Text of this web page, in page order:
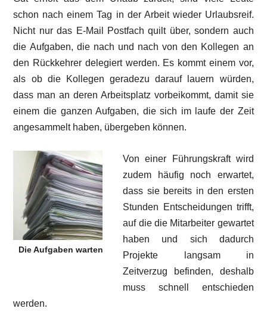
schon nach einem Tag in der Arbeit wieder Urlaubsreif.
Nicht nur das E-Mail Postfach quilt über, sondern auch
die Aufgaben, die nach und nach von den Kollegen an
den Rückkehrer delegiert werden. Es kommt einem vor,
als ob die Kollegen geradezu darauf lauern würden,
dass man an deren Arbeitsplatz vorbeikommt, damit sie
einem die ganzen Aufgaben, die sich im laufe der Zeit
angesammelt haben, übergeben können.
Die Aufgaben warten
Von einer Führungskraft wird
zudem häufig noch erwartet,
dass sie bereits in den ersten
Stunden Entscheidungen trifft,
auf die die Mitarbeiter gewartet
haben und sich dadurch
Projekte langsam in
Zeitverzug befinden, deshalb
muss schnell entschieden
werden.